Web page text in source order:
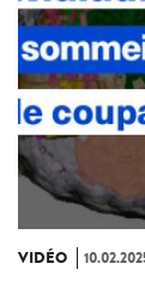
VIDÉO